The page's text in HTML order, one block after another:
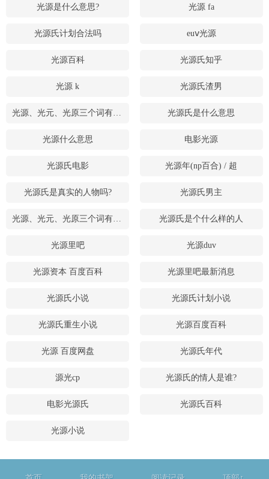
光源是什么意思? 光源 fa
光源氏计划合法吗 euⅴ光源
光源百科 光源氏知乎
光源 k 光源氏渣男
光源、光元、光原三个词有什么区别? 光源氏是什么意思
光源什么意思 电影光源
光源氏电影 光源年(np百合) / 超
光源氏是真实的人物吗? 光源氏男主
光源、光元、光原三个词有什么区别 光源氏是个什么样的人
光源里吧 光源duv
光源资本 百度百科 光源里吧最新消息
光源氏小说 光源氏计划小说
光源氏重生小说 光源百度百科
光源 百度网盘 光源氏年代
源光cp 光源氏的情人是谁?
电影光源氏 光源氏百科
光源小说